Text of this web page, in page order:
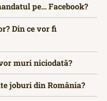
pe… Facebook?
Din ce vor fi
muri niciodată?
joburi din România?